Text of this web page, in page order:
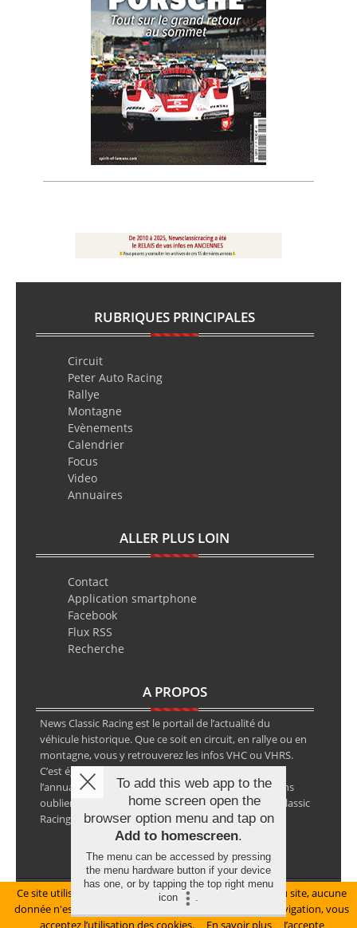
RUBRIQUES PRINCIPALES
Circuit
Peter Auto Racing
Rallye
Montagne
Evènements
Calendrier
Focus
Video
Annuaires
ALLER PLUS LOIN
Contact
Application smartphone
Facebook
Flux RSS
Recherche
A PROPOS
News Classic Racing est le portail de l’actualité du
véhicule historique. Que ce soit en circuit, en rallye ou en
montagne, vous y retrouverez les infos VHC ou VHRS.
C’est également le calendrier des épreuves ainsi que
l’annuaire des spécialistes de la voiture ancienne, sans
oublier les petites annonces avec notre partenaire Classic
Racing Annonces.
Mentions légales
© Copyright 2026 NewsClassicRacing, tous droits réservés
Ce site utilise des cookies pour le bon fonctionnement du site, aucune
donnée n'est collectée à ce titre. En poursuivant votre navigation, vous
acceptez l’utilisation des cookies.
En savoir plus J’accepte
To add this web app to the
home screen open the
browser option menu and tap on
Add to homescreen.
The menu can be accessed by pressing
the menu hardware button if your device
has one, or by tapping the top right menu
icon
.